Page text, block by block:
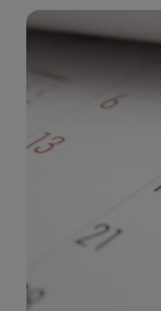
Bilde